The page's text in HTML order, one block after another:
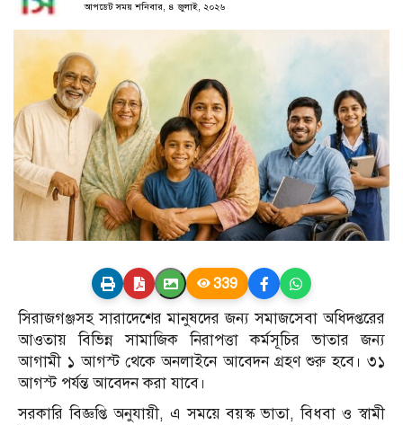
আপডেট সময় শনিবার, ৪ জুলাই, ২০২৬
339
সিরাজগঞ্জসহ সারাদেশের মানুষদের জন্য সমাজসেবা অধিদপ্তরের
আওতায় বিভিন্ন সামাজিক নিরাপত্তা কর্মসূচির ভাতার জন্য
আগামী ১ আগস্ট থেকে অনলাইনে আবেদন গ্রহণ শুরু হবে। ৩১
আগস্ট পর্যন্ত আবেদন করা যাবে।
সরকারি বিজ্ঞপ্তি অনুযায়ী, এ সময়ে বয়স্ক ভাতা, বিধবা ও স্বামী